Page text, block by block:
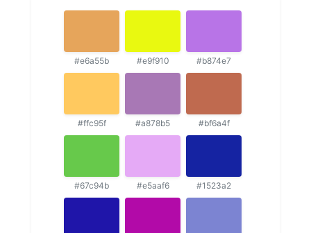
#e6a55b #e9f910 #b874e7
#ffc95f #a878b5 #bf6a4f
#67c94b #e5aaf6 #1523a2